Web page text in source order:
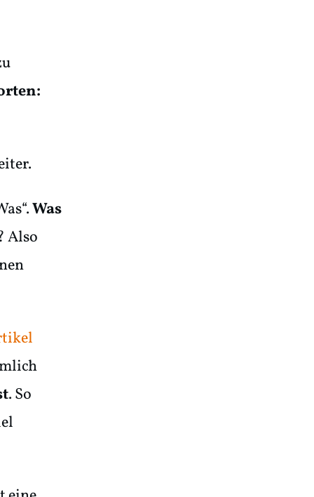
Was
Also
. So